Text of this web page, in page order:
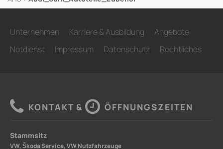
Unternehmen Karriere & Ausbildung
Angebote
Notdienst
Impressum Datenschutz Rechtliches
KONTAKT & ÖFFNUNGSZEITEN
Stammsitz
VW, Škoda Service, VW Nutzfahrzeuge